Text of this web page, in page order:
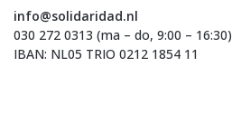
info@solidaridad.nl
030 272 0313 (ma – do, 9:00 – 16:30)
IBAN: NL05 TRIO 0212 1854 11